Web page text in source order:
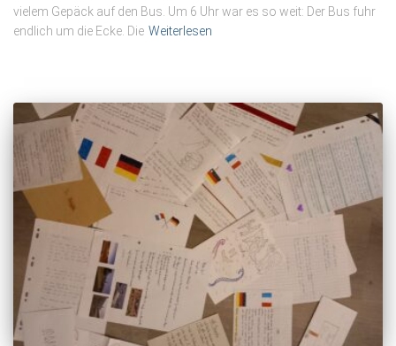
vielem Gepäck auf den Bus. Um 6 Uhr war es so weit: Der Bus fuhr
endlich um die Ecke. Die Weiterlesen